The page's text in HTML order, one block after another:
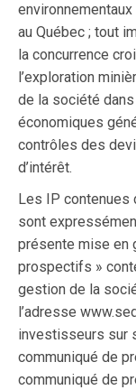
au Québec ; tout
la concurrence
l’exploration
de la société
économiques
contrôles des
d’intérêt.
Les IP contenues
sont
présente mise en
prospectifs »
gestion de la
l’adresse
investisseurs sur
communiqué de
communiqué de